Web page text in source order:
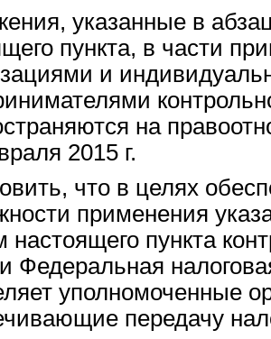
указанные в
пункта, в части
и
на
2015 г.
что в целях
применения
настоящего пункта
Федеральная
уполномоченные
передачу